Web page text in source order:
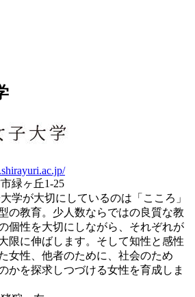
緑ヶ丘1-25
学が大切にしているのは「こころ」
の教育。少人数ならではの良質な教
個性を大切にしながら、それぞれが
限に伸ばします。そして知性と感性
女性、他者のために、社会のため
かを探求しつづける女性を育成しま